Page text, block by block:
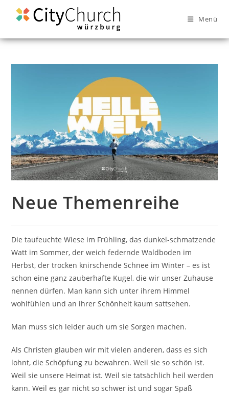
Menü
Neue Themenreihe
Die taufeuchte Wiese im Frühling, das dunkel-schmatzende
Watt im Sommer, der weich federnde Waldboden im
Herbst, der trocken knirschende Schnee im Winter – es ist
schon eine ganz zauberhafte Kugel, die wir unser Zuhause
nennen dürfen. Man kann sich unter ihrem Himmel
wohlfühlen und an ihrer Schönheit kaum sattsehen.
Man muss sich leider auch um sie Sorgen machen.
Als Christen glauben wir mit vielen anderen, dass es sich
lohnt, die Schöpfung zu bewahren. Weil sie so schön ist.
Weil sie unsere Heimat ist. Weil sie tatsächlich heil werden
kann. Weil es gar nicht so schwer ist und sogar Spaß